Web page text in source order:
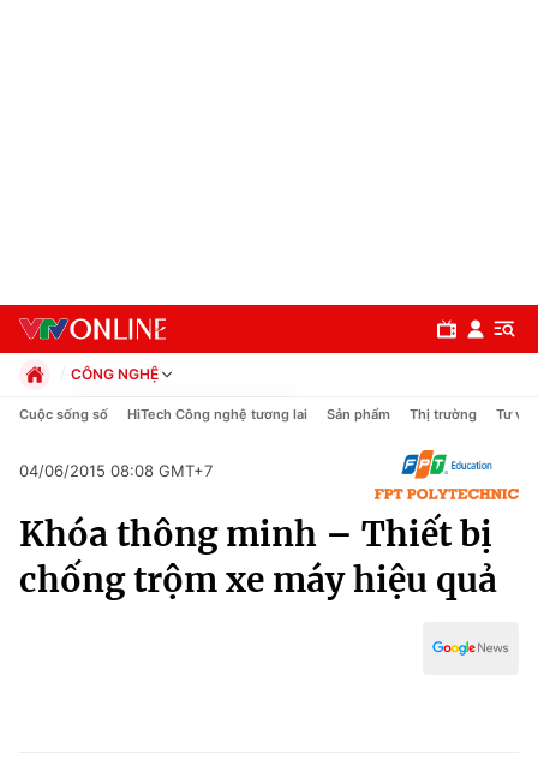
Chính trị
CÔNG NGHỆ
Chính trị
Pháp luật
Thể thao
Truyền hình
Văn hóa - Giải trí
Cuộc sống số HiTech Công nghệ tương lai Sản phẩm Thị trường Tư vấn
04/06/2015 08:08 GMT+7
Khóa thông minh – Thiết bị
chống trộm xe máy hiệu quả